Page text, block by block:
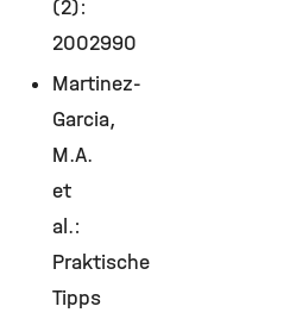
(2):
2002990
Martinez-
Garcia,
M.A.
et
al.:
Praktische
Tipps